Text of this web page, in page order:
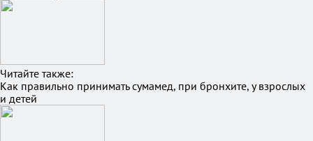
Читайте также:
Как правильно принимать сумамед, при бронхите, у взрослых
и детей